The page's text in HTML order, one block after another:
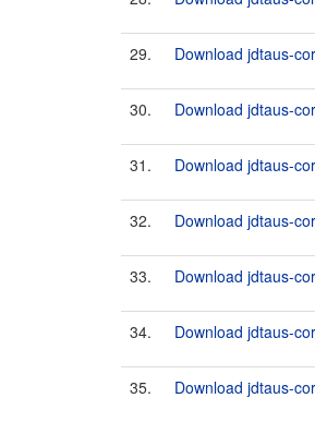
29. Download jdtaus-
30. Download jdtaus-
31. Download jdtaus-
32. Download jdtaus-
33. Download jdtaus-
34. Download jdtaus-
35. Download jdtaus-